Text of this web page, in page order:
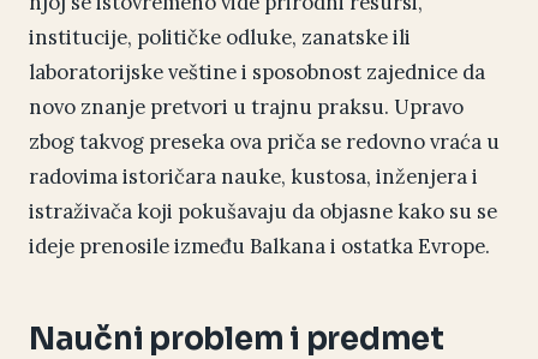
institucije, političke odluke, zanatske ili
laboratorijske veštine i sposobnost zajednice da
novo znanje pretvori u trajnu praksu. Upravo
zbog takvog preseka ova priča se redovno vraća u
radovima istoričara nauke, kustosa, inženjera i
istraživača koji pokušavaju da objasne kako su se
ideje prenosile između Balkana i ostatka Evrope.
Naučni problem i predmet